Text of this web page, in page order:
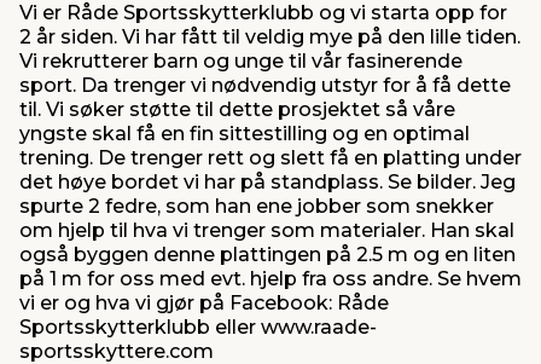
Vi er Råde Sportsskytterklubb og vi starta opp for
2 år siden. Vi har fått til veldig mye på den lille tiden.
Vi rekrutterer barn og unge til vår fasinerende
sport. Da trenger vi nødvendig utstyr for å få dette
til. Vi søker støtte til dette prosjektet så våre
yngste skal få en fin sittestilling og en optimal
trening. De trenger rett og slett få en platting under
det høye bordet vi har på standplass. Se bilder. Jeg
spurte 2 fedre, som han ene jobber som snekker
om hjelp til hva vi trenger som materialer. Han skal
også byggen denne plattingen på 2.5 m og en liten
på 1 m for oss med evt. hjelp fra oss andre. Se hvem
vi er og hva vi gjør på Facebook: Råde
Sportsskytterklubb eller www.raade-
sportsskyttere.com